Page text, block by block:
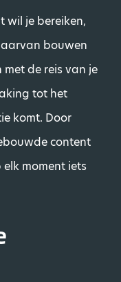
wil je bereiken,
bouwen
de reis van je
tot het
komt. Door
content
moment iets